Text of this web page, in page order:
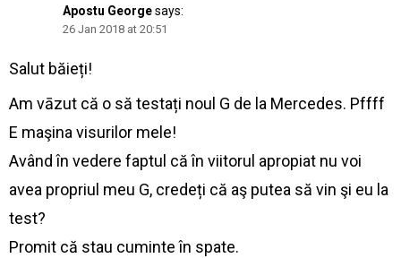
Apostu Georgesays:
26 Jan 2018 at 20:51
Salut băieți!
Am vāzut că o să testați noul G de la Mercedes. Pffff
E maşina visurilor mele!
Având în vedere faptul că în viitorul apropiat nu voi
avea propriul meu G, credeți că aş putea să vin şi eu la
test?
Promit că stau cuminte în spate.